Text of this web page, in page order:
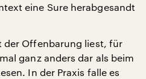
eine Sure herabgesandt
der Offenbarung liest, für
ganz anders dar als beim
In der Praxis falle es